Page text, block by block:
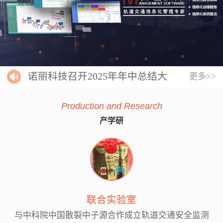
诺丽科技召开2025年年中总结大
更多>>
Production and Research
产学研
联合实验室
与中科院中国散裂中子源合作成立轨道交通安全监测